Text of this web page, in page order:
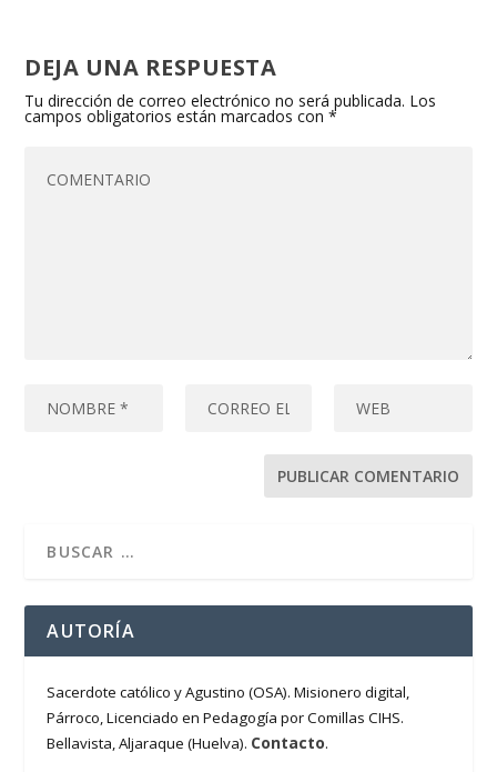
DEJA UNA RESPUESTA
Tu dirección de correo electrónico no será publicada. Los
campos obligatorios están marcados con*
AUTORÍA
Sacerdote católico y Agustino (OSA). Misionero digital,
Párroco, Licenciado en Pedagogía por Comillas CIHS.
Bellavista, Aljaraque (Huelva). Contacto.